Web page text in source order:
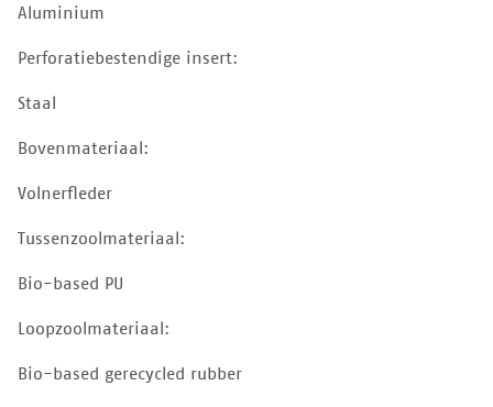
Aluminium
Perforatiebestendige insert:
Staal
Bovenmateriaal:
Volnerfleder
Tussenzoolmateriaal:
Bio-based PU
Loopzoolmateriaal:
Bio-based gerecycled rubber